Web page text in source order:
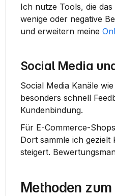
Ich nutze Tools, die
wenige oder negative
und erweitern meine
Social Media
Social Media Kanäle
besonders schnell
Kundenbindung.
Für E-Commerce-
Dort sammle ich
steigert.
Methoden